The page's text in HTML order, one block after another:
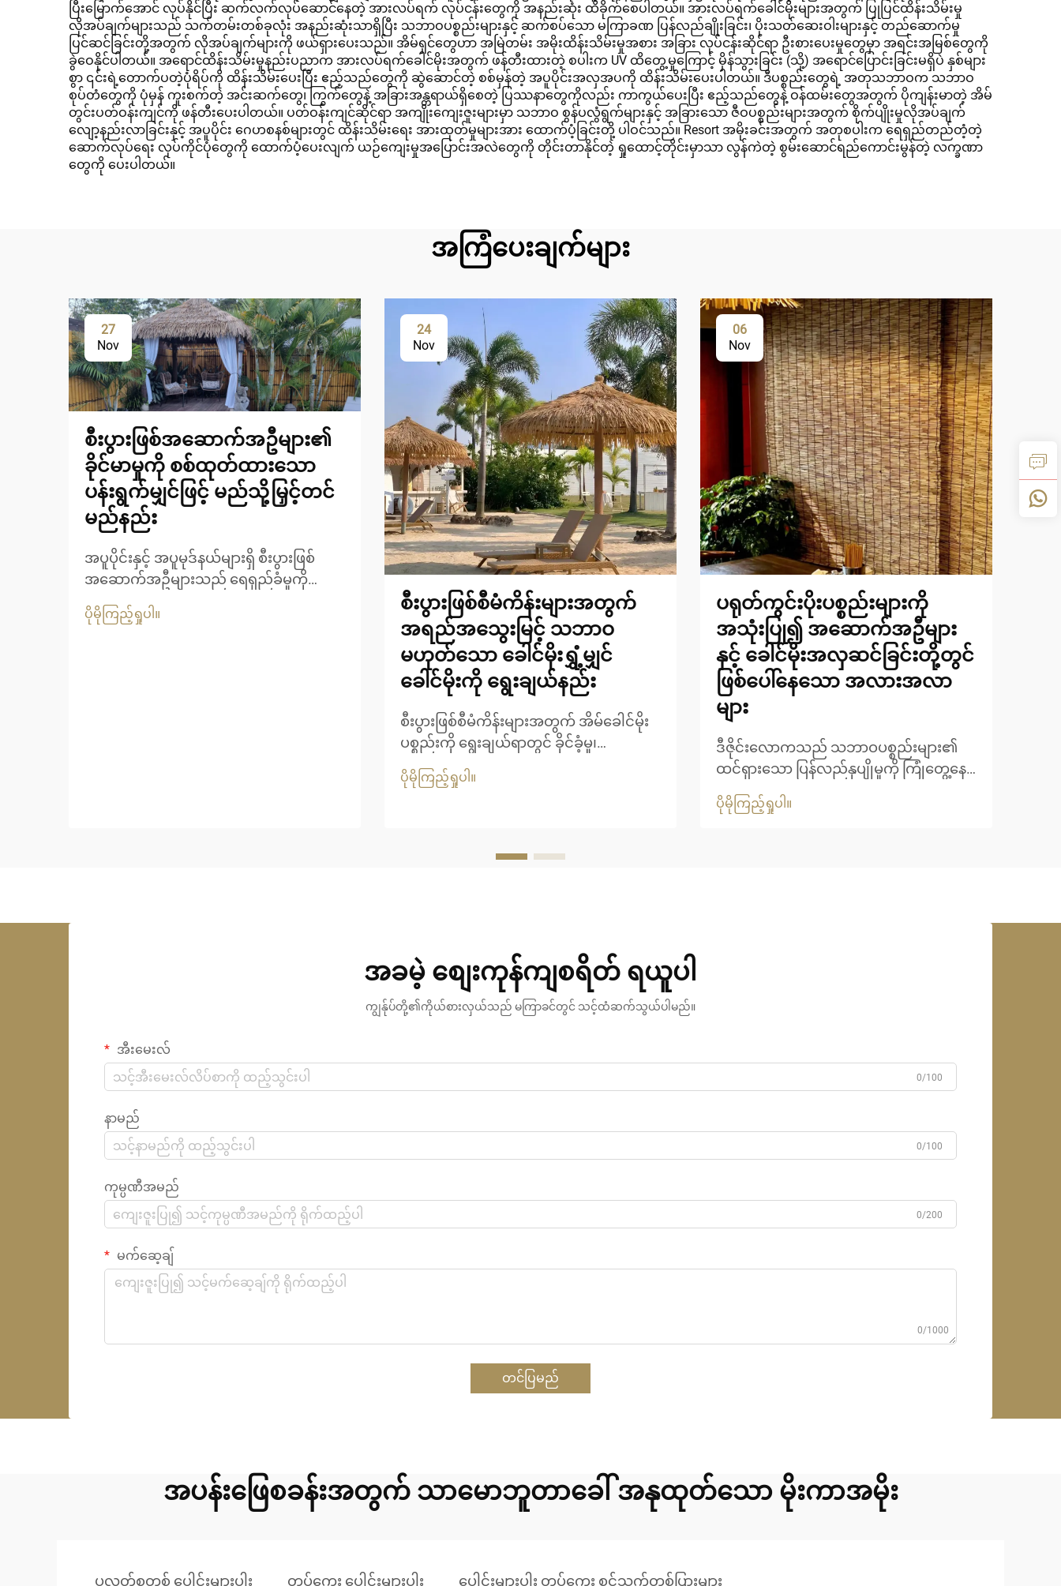
ပြီးမြောက်အောင် လုပ်နိုင်ပြီး ဆက်လက်လုပ်ဆောင်နေတဲ့ အားလပ်ရက် လုပ်ငန်းတွေကို အနည်းဆုံး ထိခိုက်စေပါတယ်။ အားလပ်ရက်ခေါင်မိုးများအတွက် ပြုပြင်ထိန်းသိမ်းမှု
လိုအပ်ချက်များသည် သက်တမ်းတစ်ခုလုံး အနည်းဆုံးသာရှိပြီး သဘာဝပစ္စည်းများနှင့် ဆက်စပ်သော မကြာခဏ ပြန်လည်ချိုးခြင်း၊ ပိုးသတ်ဆေးဝါးများနှင့် တည်ဆောက်မှု
ပြင်ဆင်ခြင်းတို့အတွက် လိုအပ်ချက်များကို ဖယ်ရှားပေးသည်။ အိမ်ရှင်တွေဟာ အမြဲတမ်း အမိုးထိန်းသိမ်းမှုအစား အခြား လုပ်ငန်းဆိုင်ရာ ဦးစားပေးမှုတွေမှာ အရင်းအမြစ်တွေကို
ခွဲဝေနိုင်ပါတယ်။ အရောင်ထိန်းသိမ်းမှုနည်းပညာက အားလပ်ရက်ခေါင်မိုးအတွက် ဖန်တီးထားတဲ့ စပါးက UV ထိတွေ့မှုကြောင့် မှိန်သွားခြင်း (သို့) အရောင်ပြောင်းခြင်းမရှိပဲ နှစ်များ
စွာ ၎င်းရဲ့တောက်ပတဲ့ပုံရိပ်ကို ထိန်းသိမ်းပေးပြီး ဧည့်သည်တွေကို ဆွဲဆောင်တဲ့ စစ်မှန်တဲ့ အပူပိုင်းအလှအပကို ထိန်းသိမ်းပေးပါတယ်။ ဒီပစ္စည်းတွေရဲ့ အတုသဘာဝက သဘာဝ
စုပ်တံတွေကို ပုံမှန် ကူးစက်တဲ့ အင်းဆက်တွေ၊ ကြွက်တွေနဲ့ အခြားအန္တရာယ်ရှိစေတဲ့ ပြဿနာတွေကိုလည်း ကာကွယ်ပေးပြီး ဧည့်သည်တွေနဲ့ ဝန်ထမ်းတွေအတွက် ပိုကျန်းမာတဲ့ အိမ်
တွင်းပတ်ဝန်းကျင်ကို ဖန်တီးပေးပါတယ်။ ပတ်ဝန်းကျင်ဆိုင်ရာ အကျိုးကျေးဇူးများမှာ သဘာဝ စွန်ပလွံရွက်များနှင့် အခြားသော ဇီဝပစ္စည်းများအတွက် စိုက်ပျိုးမှုလိုအပ်ချက်
လျော့နည်းလာခြင်းနှင့် အပူပိုင်း ဂေဟစနစ်များတွင် ထိန်းသိမ်းရေး အားထုတ်မှုများအား ထောက်ပံ့ခြင်းတို့ ပါဝင်သည်။ Resort အမိုးခင်းအတွက် အတုစပါးက ရေရှည်တည်တံ့တဲ့
ဆောက်လုပ်ရေး လုပ်ကိုင်ပုံတွေကို ထောက်ပံ့ပေးလျက် ယဉ်ကျေးမှုအပြောင်းအလဲတွေကို တိုင်းတာနိုင်တဲ့ ရှုထောင့်တိုင်းမှာသာ လွန်ကဲတဲ့ စွမ်းဆောင်ရည်ကောင်းမွန်တဲ့ လက္ခဏာ
တွေကို ပေးပါတယ်။
အကြံပေးချက်များ
27
Nov
စီးပွားဖြစ်အဆောက်အဦများ၏
ခိုင်မာမှုကို စစ်ထုတ်ထားသော
ပန်းရွက်မျှင်ဖြင့် မည်သို့မြှင့်တင်
မည်နည်း
အပူပိုင်းနှင့် အပူမုဒ်နယ်များရှိ စီးပွားဖြစ်
အဆောက်အဦများသည် ရေရှည်ခံမှုကို
ထိန်းသိမ်းရာတွင် ထူးခြားသော စိန်ခေါ်မှုများ
ပိုမိုကြည့်ရှုပါ။
24
Nov
စီးပွားဖြစ်စီမံကိန်းများအတွက်
အရည်အသွေးမြင့် သဘာဝ
မဟုတ်သော ခေါင်မိုးရွှံ့မျှင်
ခေါင်မိုးကို ရွေးချယ်နည်း
စီးပွားဖြစ်စီမံကိန်းများအတွက် အိမ်ခေါင်မိုး
ပစ္စည်းကို ရွေးချယ်ရာတွင် ခိုင်ခံ့မှု၊
ဂရုတစိုက်စဉ်းစားရန် လိုအပ်ပါသည်။ မူရင်း
ပိုမိုကြည့်ရှုပါ။
06
Nov
ပရုတ်ကွင်းပိုးပစ္စည်းများကို
အသုံးပြု၍ အဆောက်အဦများ
နှင့် ခေါင်မိုးအလှဆင်ခြင်းတို့တွင်
ဖြစ်ပေါ်နေသော အလားအလာ
များ
ဒီဇိုင်းလောကသည် သဘာဝပစ္စည်းများ၏
ထင်ရှားသော ပြန်လည်နုပျိုမှုကို ကြုံတွေ့နေရ
ဆီးကန့်များနှင့် အဆောက်အဦပုံစံများတွင်
ပိုမိုကြည့်ရှုပါ။
အခမဲ့ စျေးကုန်ကျစရိတ် ရယူပါ
ကျွန်ုပ်တို့၏ကိုယ်စားလှယ်သည် မကြာခင်တွင် သင့်ထံဆက်သွယ်ပါမည်။
အီးမေးလ်
0/100
နာမည်
0/100
ကုမ္ပဏီအမည်
0/200
မက်ဆေ့ချ်
0/1000
တင်ပြမည်
အပန်းဖြေစခန်းအတွက် သာမောဘူတာခေါ် အနုထုတ်သော မိုးကာအမိုး
ပလတ်စတစ် ပေါင်းများပါး တုပ်ကွေး ပေါင်းများပါး ပေါင်းများပါး တုပ်ကွေး စင်သက်တစ်ပြားများ